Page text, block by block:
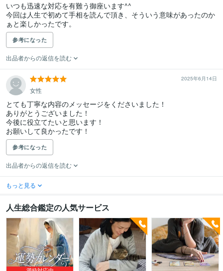
いつも迅速な対応を有難う御座います^^
今回は人生で初めて手相を読んで頂き、そういう意味があったのか
ぁと楽しかったです。
参考になった
出品者からの返信を読む
2025年6月14日
女性
とても丁寧な内容のメッセージをくださいました！
ありがとうございました！
今後に役立てたいと思います！
お願いして良かったです！
参考になった
出品者からの返信を読む
もっと見る
人生総合鑑定の人気サービス